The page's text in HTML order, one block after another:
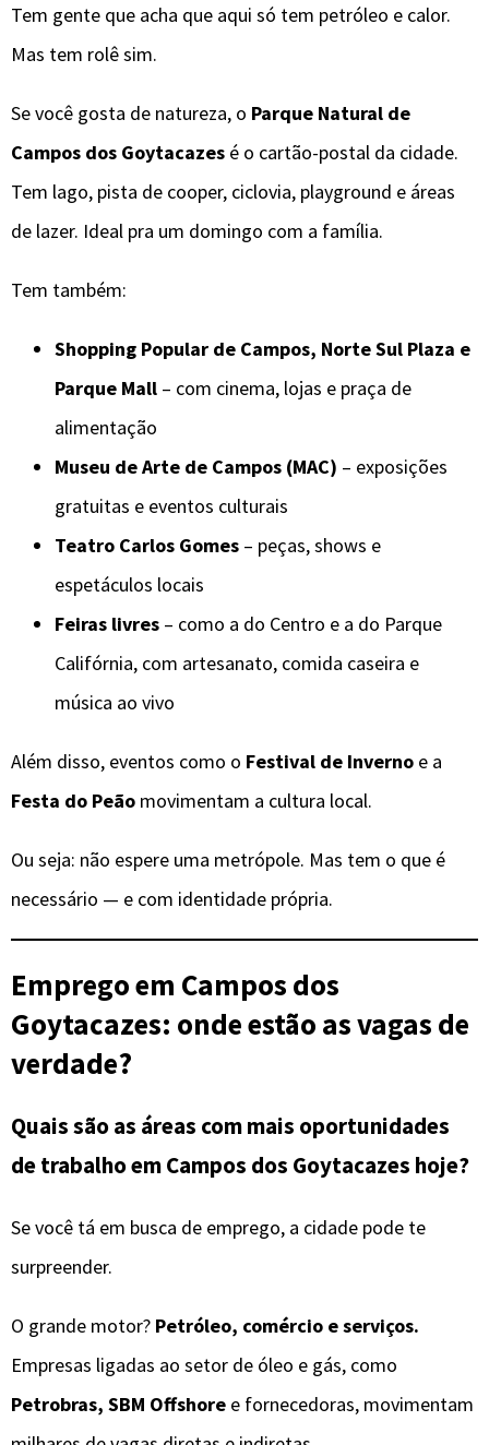
Tem gente que acha que aqui só tem petróleo e calor.
Mas tem rolê sim.
Se você gosta de natureza, o Parque Natural de
Campos dos Goytacazes é o cartão-postal da cidade.
Tem lago, pista de cooper, ciclovia, playground e áreas
de lazer. Ideal pra um domingo com a família.
Tem também:
Shopping Popular de Campos, Norte Sul Plaza e
Parque Mall – com cinema, lojas e praça de
alimentação
Museu de Arte de Campos (MAC) – exposições
gratuitas e eventos culturais
Teatro Carlos Gomes – peças, shows e
espetáculos locais
Feiras livres – como a do Centro e a do Parque
Califórnia, com artesanato, comida caseira e
música ao vivo
Além disso, eventos como o Festival de Inverno e a
Festa do Peão movimentam a cultura local.
Ou seja: não espere uma metrópole. Mas tem o que é
necessário — e com identidade própria.
Emprego em Campos dos
Goytacazes: onde estão as vagas de
verdade?
Quais são as áreas com mais oportunidades
de trabalho em Campos dos Goytacazes hoje?
Se você tá em busca de emprego, a cidade pode te
surpreender.
O grande motor? Petróleo, comércio e serviços.
Empresas ligadas ao setor de óleo e gás, como
Petrobras, SBM Offshore e fornecedoras, movimentam